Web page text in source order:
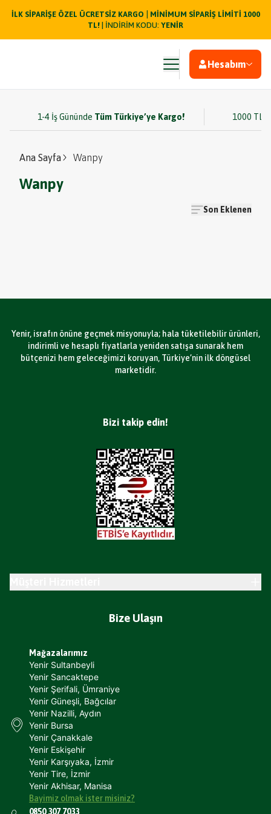
İLK SİPARİŞE ÖZEL ÜCRETSİZ KARGO
MİNİMUM SİPARİŞ LİMİTİ 1000
TL! | İNDİRİM KODU: YENİR
Hesabım
1-4 İş Gününde Tüm Türkiye’ye Kargo! 1000 TL
Ana Sayfa Wanpy
Wanpy
Son Eklenen
Yenir, israfın önüne geçmek misyonuyla; hala tüketilebilir ürünleri,
indirimli ve hesaplı fiyatlarla yeniden satışa sunarak hem
bütçenizi hem geleceğimizi koruyan, Türkiye’nin ilk döngüsel
marketidir.
Bizi takip edin!
Bize Ulaşın
Mağazalarımız
Yenir Sultanbeyli
Yenir Sancaktepe
Yenir Şerifali, Ümraniye
Yenir Güneşli, Bağcılar
Yenir Nazilli, Aydın
Yenir Bursa
Yenir Çanakkale
Yenir Eskişehir
Yenir Karşıyaka, İzmir
Yenir Tire, İzmir
Yenir Akhisar, Manisa
Bayimiz olmak ister misiniz?
0850 307 7033